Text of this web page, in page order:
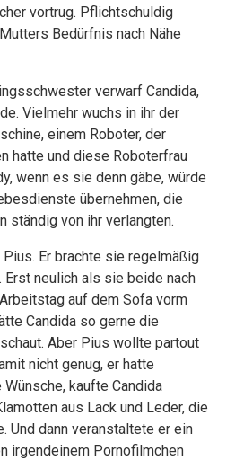
vortrug. Pflichtschuldig
Bedürfnis nach Nähe
verwarf Candida,
Vielmehr wuchs in ihr der
einem Roboter, der
hatte und diese Roboterfrau
wenn es sie denn gäbe, würde
übernehmen, die
ständig von ihr verlangten.
Er brachte sie regelmäßig
neulich als sie beide nach
auf dem Sofa vorm
Candida so gerne die
Aber Pius wollte partout
nicht genug, er hatte
kaufte Candida
aus Lack und Leder, die
Und dann veranstaltete er ein
irgendeinem Pornofilmchen